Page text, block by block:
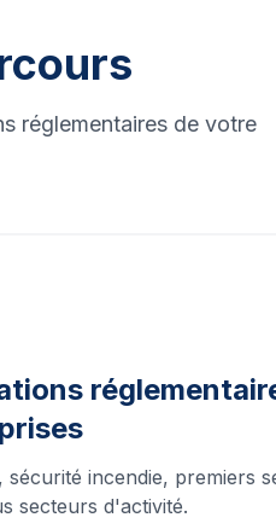
réglementaires de votre
sécurité incendie, premiers
secteurs d'activité.